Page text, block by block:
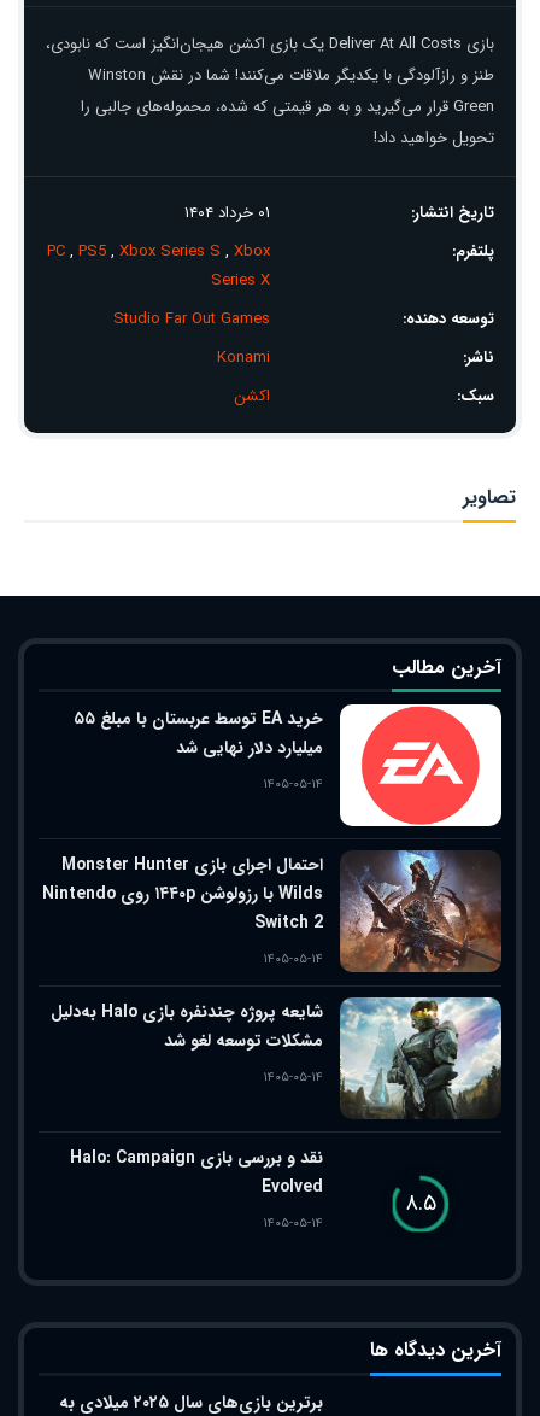
بازی Deliver At All Costs یک بازی اکشن هیجان‌انگیز است که نابودی،
طنز و رازآلودگی با یکدیگر ملاقات می‌کنند! شما در نقش Winston
Green قرار می‌گیرید و به هر قیمتی که شده، محموله‌های جالبی را
تحویل خواهید داد!
تاریخ انتشار:
۰۱ خرداد ۱۴۰۴
پلتفرم:
PC, PS5, Xbox Series S , Xbox
Series X
توسعه دهنده:
Studio Far Out Games
ناشر:
Konami
سبک:
اکشن
تصاویر
آخرین مطالب
خرید EA توسط عربستان با مبلغ ۵۵
میلیارد دلار نهایی شد
۱۴۰۵-۰۵-۱۴
احتمال اجرای بازی Monster Hunter
Wilds با رزولوشن ۱۴۴۰p روی Nintendo
Switch 2
۱۴۰۵-۰۵-۱۴
شایعه پروژه چندنفره بازی Halo به‌دلیل
مشکلات توسعه لغو شد
۱۴۰۵-۰۵-۱۴
۸.۵
نقد و بررسی بازی Halo: Campaign
Evolved
۱۴۰۵-۰۵-۱۴
آخرین دیدگاه ها
برترین بازی‌های سال ۲۰۲۵ میلادی به